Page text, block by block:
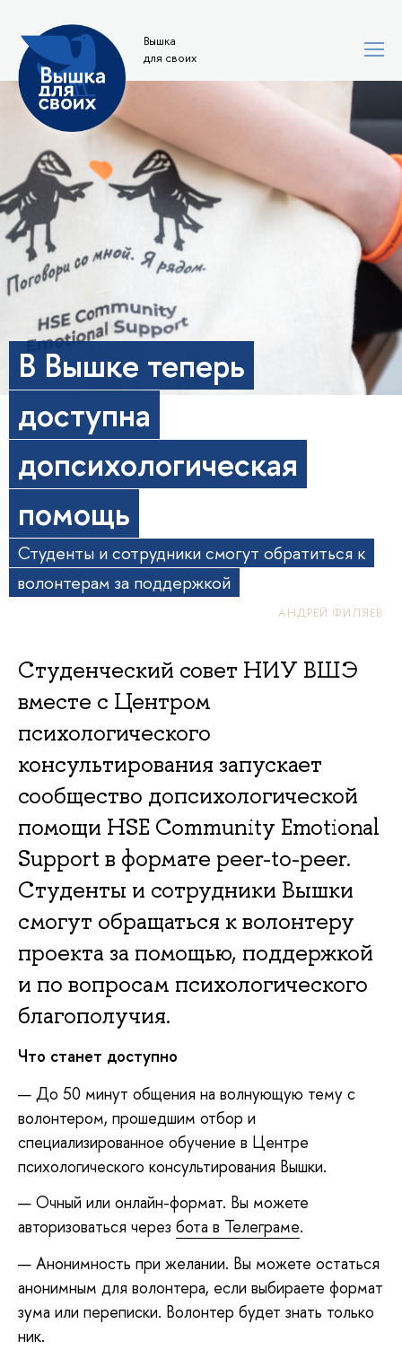
Вышка
для своих
В Вышке теперь
доступна
допсихологическая
помощь
Студенты и сотрудники смогут обратиться к
волонтерам за поддержкой
АНДРЕЙ ФИЛЯЕВ
Студенческий совет НИУ ВШЭ
вместе с Центром
психологического
консультирования запускает
сообщество допсихологической
помощи HSE Community Emotional
Support в формате peer-to-peer.
Студенты и сотрудники Вышки
смогут обращаться к волонтеру
проекта за помощью, поддержкой
и по вопросам психологического
благополучия.
Что станет доступно
До 50 минут общения на волнующую тему с
волонтером, прошедшим отбор и
специализированное обучение в Центре
психологического консультирования Вышки.
Очный или онлайн-формат. Вы можете
авторизоваться через бота в Телеграме.
Анонимность при желании. Вы можете остаться
анонимным для волонтера, если выбираете формат
зума или переписки. Волонтер будет знать только
ник.